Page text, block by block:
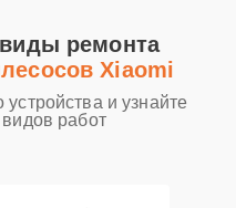
ремонта
Xiaomi
и узнайте
работ